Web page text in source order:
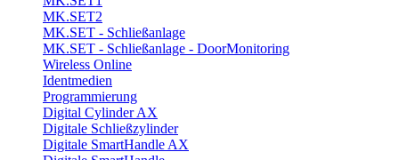
MK.SET2
MK.SET - Schließanlage
MK.SET - Schließanlage - DoorMonitoring
Wireless Online
Identmedien
Programmierung
Digital Cylinder AX
Digitale Schließzylinder
Digitale SmartHandle AX